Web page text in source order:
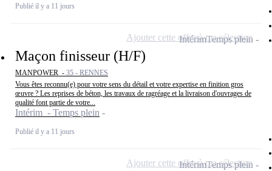
Publié il y a 11 jours
Maçon finisseur (H/F)
MANPOWER - 35 - RENNES
Vous êtes reconnu(e) pour votre sens du détail et votre expertise en finition gros
œuvre ? Les reprises de béton, les travaux de ragréage et la livraison d'ouvrages de
qualité font partie de votre...
Intérim - Temps plein
Publié il y a 11 jours
IntérimTemps plein
Ajouter cette offre à ma sélection
IntérimTemps plein
Ajouter cette offre à ma sélection